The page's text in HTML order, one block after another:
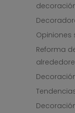
Opiniones
Reforma